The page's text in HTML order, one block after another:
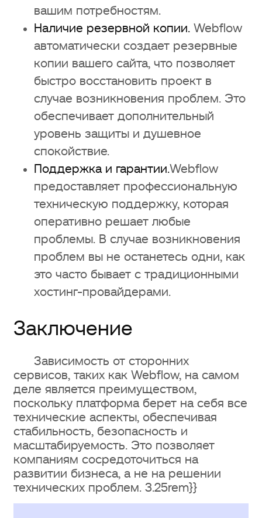
вашим потребностям.
Наличие резервной копии. Webflow
автоматически создает резервные
копии вашего сайта, что позволяет
быстро восстановить проект в
случае возникновения проблем. Это
обеспечивает дополнительный
уровень защиты и душевное
спокойствие.
Поддержка и гарантии.Webflow
предоставляет профессиональную
техническую поддержку, которая
оперативно решает любые
проблемы. В случае возникновения
проблем вы не останетесь одни, как
это часто бывает с традиционными
хостинг-провайдерами.
Заключение
Зависимость от сторонних
сервисов, таких как Webflow, на самом
деле является преимуществом,
поскольку платформа берет на себя все
технические аспекты, обеспечивая
стабильность, безопасность и
масштабируемость. Это позволяет
компаниям сосредоточиться на
развитии бизнеса, а не на решении
технических проблем. 3.25rem}}